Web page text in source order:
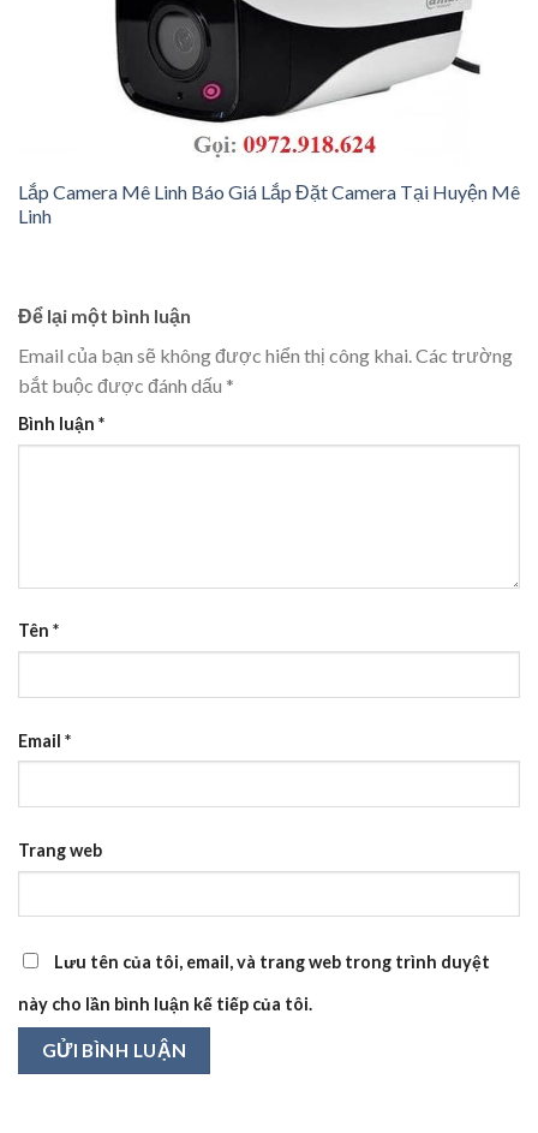
Lắp Camera Mê Linh Báo Giá Lắp Đặt Camera Tại Huyện Mê
Linh
Để lại một bình luận
Email của bạn sẽ không được hiển thị công khai.Các trường
bắt buộc được đánh dấu *
Bình luận *
Tên *
Email *
Trang web
Lưu tên của tôi, email, và trang web trong trình duyệt
này cho lần bình luận kế tiếp của tôi.